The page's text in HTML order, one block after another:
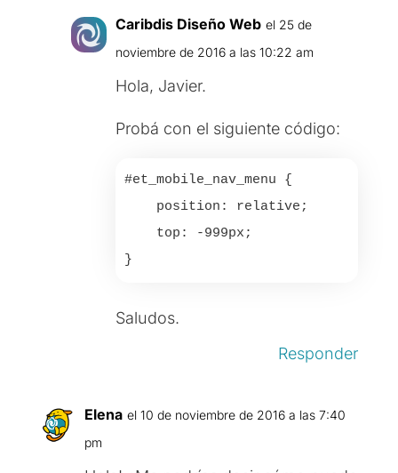
Caribdis Diseño Web el 25 de
noviembre de 2016 a las 10:22 am
Hola, Javier.
Probá con el siguiente código:
#et_mobile_nav_menu {
Saludos.
Responder
Elena el 10 de noviembre de 2016 a las 7:40
pm